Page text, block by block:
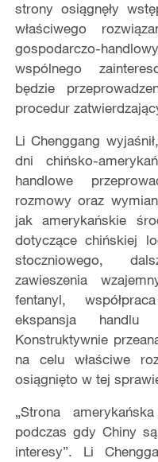
strony osiągnęły
właściwego
gospodarczo-
wspólnego
będzie
procedur
Li Chenggang
dni chińsko-
handlowe
rozmowy oraz
jak amerykańskie
dotyczące chińskiej
stoczniowego,
zawieszenia
fentanyl,
ekspansja
Konstruktywnie
na celu właściwe
osiągnięto w tej
„Strona
podczas gdy Chiny
interesy”. Li